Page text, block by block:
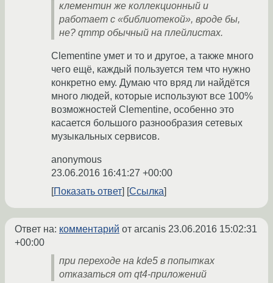
клементин же коллекционный и
работает с «библиотекой», вроде бы,
не? qmmp обычный на плейлистах.
Clementine умет и то и другое, а также много
чего ещё, каждый пользуется тем что нужно
конкретно ему. Думаю что вряд ли найдётся
много людей, которые используют все 100%
возможностей Clementine, особенно это
касается большого разнообразия сетевых
музыкальных сервисов.
anonymous
23.06.2016 16:41:27 +00:00
Показать ответ
Ссылка
Ответ на: комментарий от arcanis 23.06.2016 15:02:31
+00:00
при переходе на kde5 в попытках
отказаться от qt4-приложений